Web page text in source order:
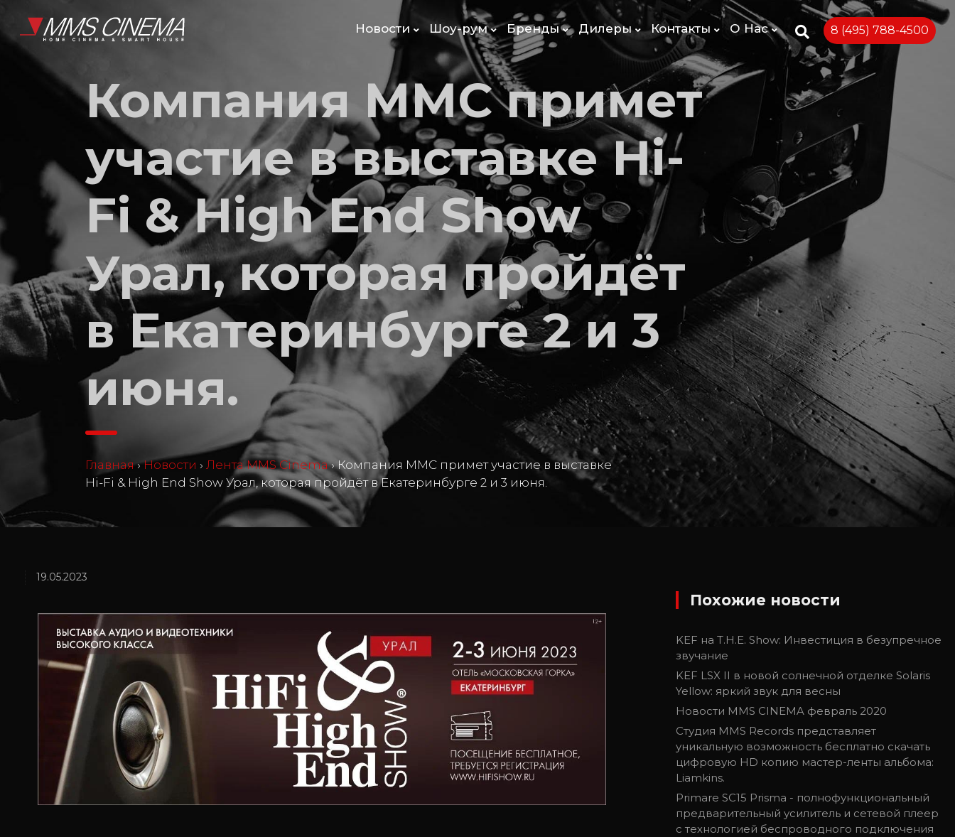
8 (495) 788-4500
Новости Шоу-рум Бренды Дилеры Контакты О Нас
Компания ММС примет
участие в выставке Hi-
Fi & High End Show
Урал, которая пройдёт
в Екатеринбурге 2 и 3
июня.
Главная › Новости › Лента MMS Cinema ›Компания ММС примет участие в выставке
Hi-Fi & High End Show Урал, которая пройдёт в Екатеринбурге 2 и 3 июня.
19.05.2023
Похожие новости
KEF на T.H.E. Show: Инвестиция в безупречное
звучание
KEF LSX II в новой солнечной отделке Solaris
Yellow: яркий звук для весны
Новости MMS CINEMA февраль 2020
Студия MMS Records представляет
уникальную возможность бесплатно скачать
цифровую HD копию мастер-ленты альбома:
Liamkins.
Primare SC15 Prisma - полнофункциональный
предварительный усилитель и сетевой плеер
с технологией беспроводного подключения